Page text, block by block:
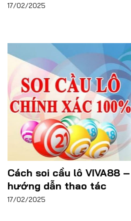
17/02/2025
Cách soi cầu lô VIVA88
hướng dẫn thao tác
17/02/2025